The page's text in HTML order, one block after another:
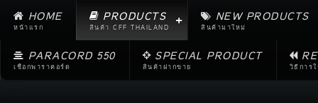
HOME
หน้าแรก
PRODUCTS
สินค้า CFF THAILAND
NEW PRODUCTS
สินค้ามาใหม่
PARACORD 550
เชือกพาราคอร์ด
SPECIAL PRODUCT
สินค้าฝากขาย วิธีการ